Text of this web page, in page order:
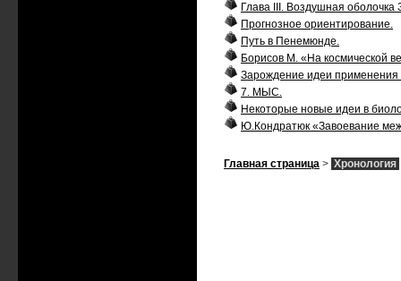
Глава III. Воздушная оболочка
Прогнозное ориентирование.
Путь в Пенемюнде.
Борисов М. «На космической
Зарождение идеи
7. МЫС.
Некоторые новые идеи в
Ю.Кондратюк «Завоевание
Главная страница > Хронология